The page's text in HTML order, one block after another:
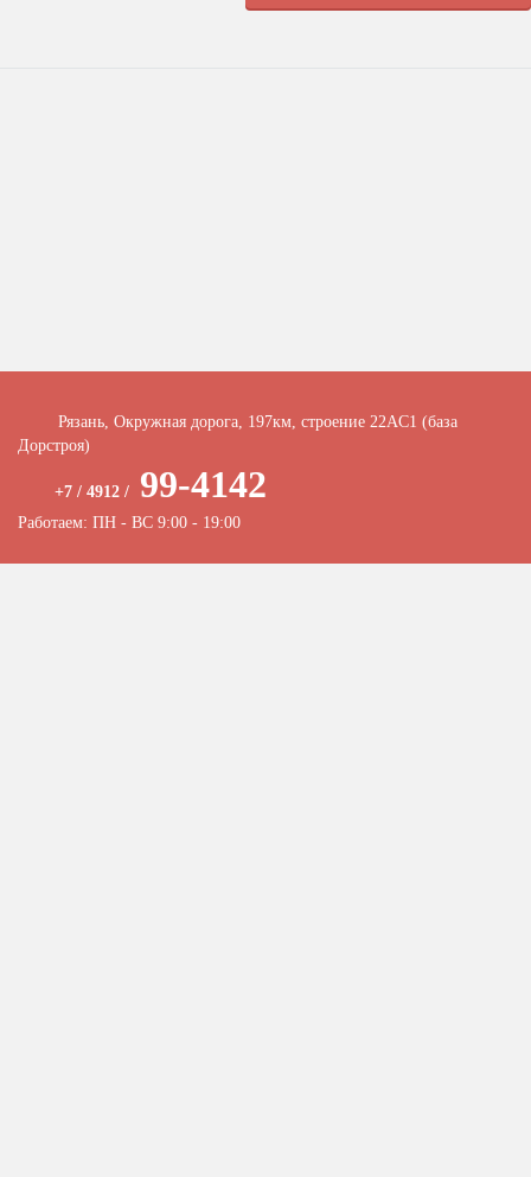
Рязань, Окружная дорога, 197км, строение 22АC1 (база
Дорстроя)
+7 / 4912 / 99-4142
Работаем: ПН - ВС 9:00 - 19:00